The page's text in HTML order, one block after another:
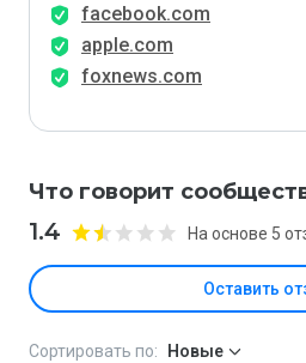
facebook.com
apple.com
foxnews.com
Что говорит
1.4 На основе 5
Оставить
Сортировать по: Новые